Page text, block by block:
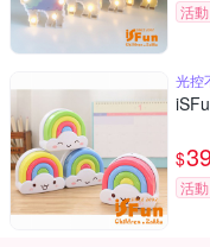
活動
光控
$
活動